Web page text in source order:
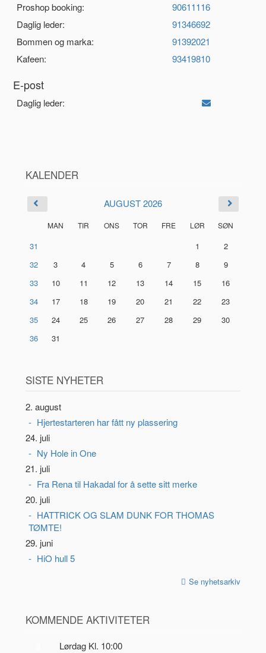
Proshop booking:
90611116
Daglig leder:
91346692
Bommen og marka:
91392021
Kafeen:
93419810
E-post
Daglig leder:
KALENDER
AUGUST 2026
MAN TIR ONS TOR FRE LØR SØN
31 1
2
32
3 4 5 6 7 8
9
33
10 11 12 13 14 15
16
34
17 18 19 20 21 22
23
35
24 25 26 27 28 29
30
36
31
SISTE NYHETER
2. august
Hjertestarteren har fått ny plassering
24. juli
Ny Hole in One
21. juli
Fra Rena til Hakadal for å sette sitt merke
20. juli
HATTRICK OG SLAM DUNK FOR THOMAS
TØMTE!
29. juni
HiO hull 5
Se nyhetsarkiv
KOMMENDE AKTIVITETER
Lørdag Kl. 10:00